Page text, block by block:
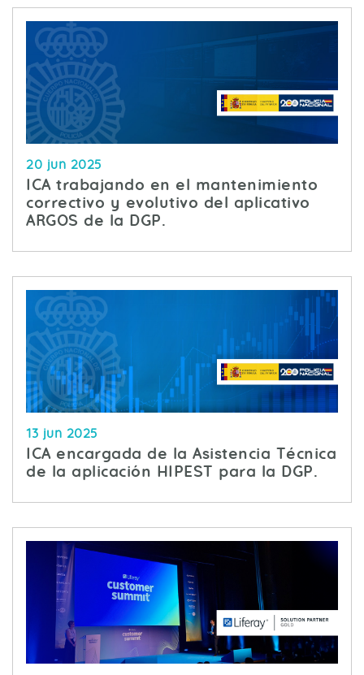
20 jun 2025
ICA trabajando en el mantenimiento
correctivo y evolutivo del aplicativo
ARGOS de la DGP.
13 jun 2025
ICA encargada de la Asistencia Técnica
de la aplicación HIPEST para la DGP.